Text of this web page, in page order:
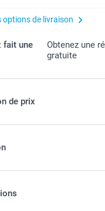
options de livraison
fait une
Obtenez une
gratuite
de prix
EURO (€), TVA incluse